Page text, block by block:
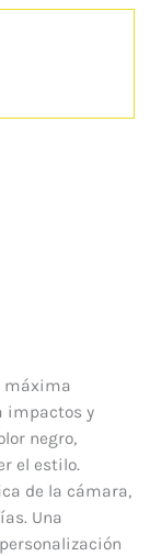
máxima
impactos y
negro,
el estilo.
de la cámara,
Una